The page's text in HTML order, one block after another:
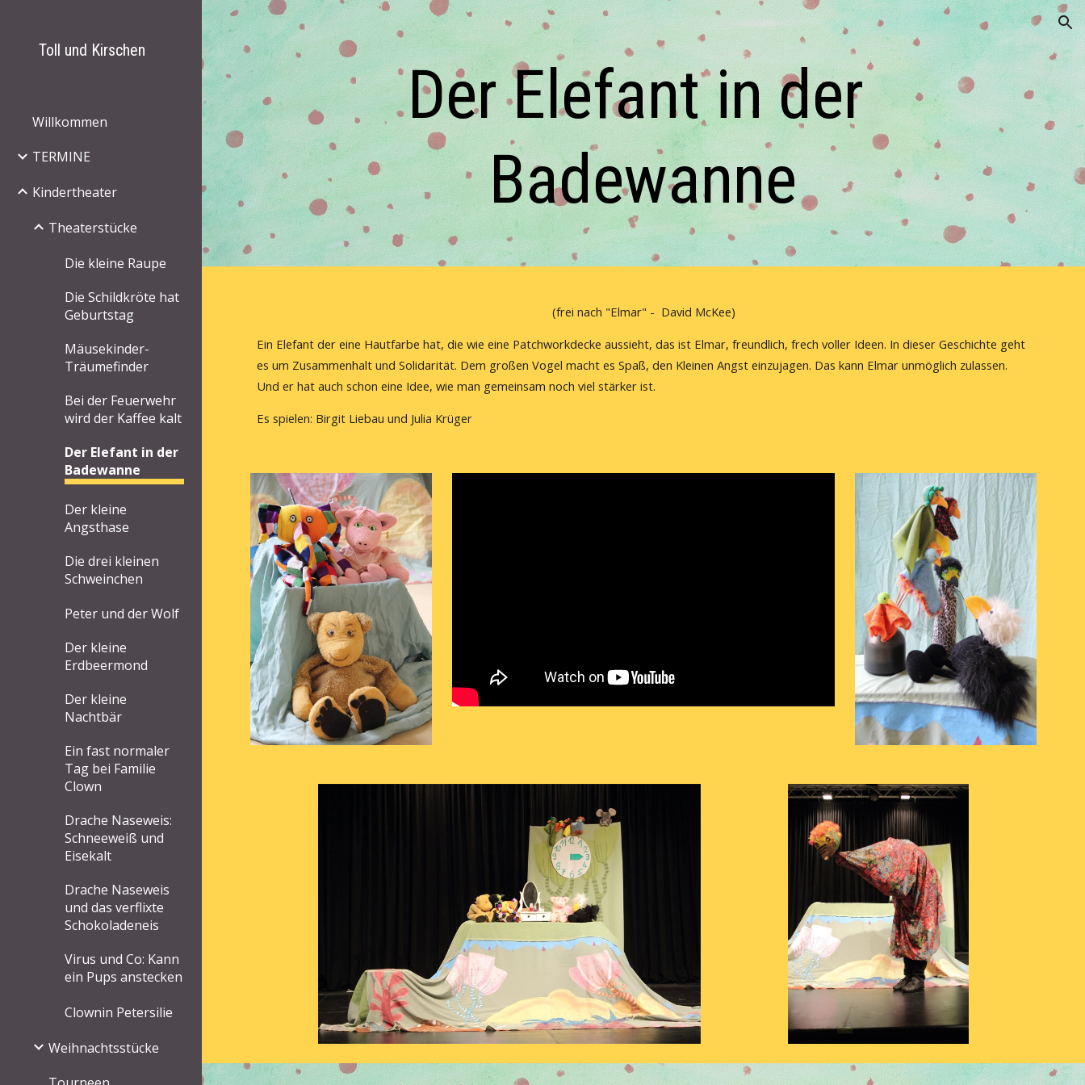
Skip to main content Skip to navigation
Toll und Kirschen
Willkommen
TERMINE
Kindertheater
Theaterstücke
Die kleine Raupe
Die Schildkröte hat
Geburtstag
Mäusekinder-
Träumefinder
Bei der Feuerwehr
wird der Kaffee kalt
Der Elefant in der
Badewanne
Der kleine
Angsthase
Die drei kleinen
Schweinchen
Peter und der Wolf
Der kleine
Erdbeermond
Der kleine
Nachtbär
Ein fast normaler
Tag bei Familie
Clown
Drache Naseweis:
Schneeweiß und
Eisekalt
Drache Naseweis
und das verflixte
Schokoladeneis
Virus und Co: Kann
ein Pups anstecken
Clownin Petersilie
Weihnachtsstücke
Der Elefant in der
Badewanne
(frei nach "Elmar" -  David McKee)
Ein Elefant der eine Hautfarbe hat, die wie eine Patchworkdecke aussieht, das ist Elmar, freundlich, frech voller Ideen. In dieser Geschichte geht
es um Zusammenhalt und Solidarität. Dem großen Vogel macht es Spaß, den Kleinen Angst einzujagen. Das kann Elmar unmöglich zulassen.
Und er hat auch schon eine Idee, wie man gemeinsam noch viel stärker ist.
Es spielen: Birgit Liebau und Julia Krüger